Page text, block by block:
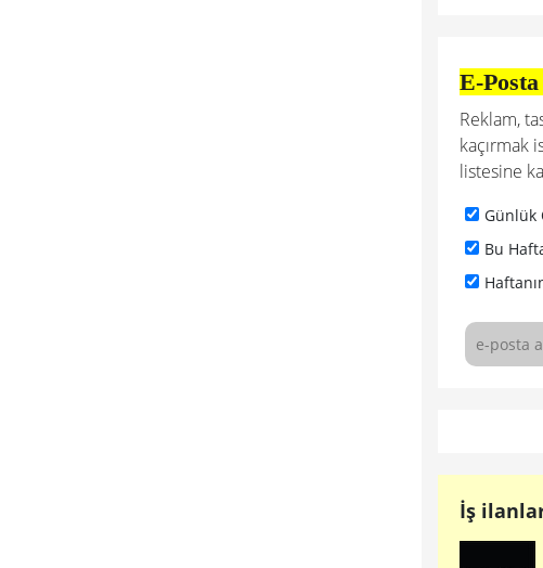
E-
Reklam,
kaçırmak
listesine
Günlük
Bu
İş